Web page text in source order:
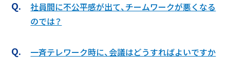
社員間に不公平感が出て、チームワークが悪くなる
のでは？
一斉テレワーク時に、会議はどうすればよいですか